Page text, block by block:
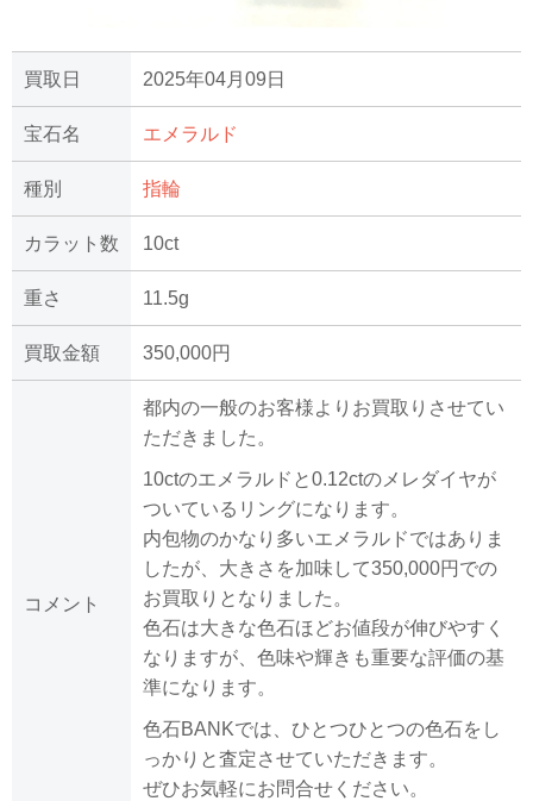
買取日 2025年04月09日
宝石名 エメラルド
種別 指輪
カラット数 10ct
重さ 11.5g
買取金額 350,000円
コメント
都内の一般のお客様よりお買取りさせてい
ただきました。
10ctのエメラルドと0.12ctのメレダイヤが
ついているリングになります。
内包物のかなり多いエメラルドではありま
したが、大きさを加味して350,000円での
お買取りとなりました。
色石は大きな色石ほどお値段が伸びやすく
なりますが、色味や輝きも重要な評価の基
準になります。
色石BANKでは、ひとつひとつの色石をし
っかりと査定させていただきます。
ぜひお気軽にお問合せください。